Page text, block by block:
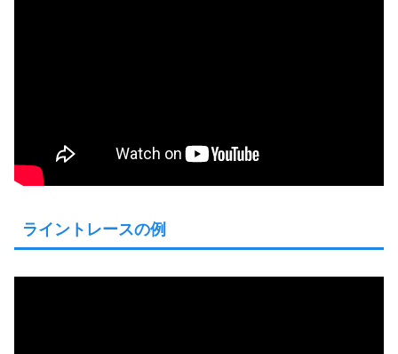
ライントレースの例